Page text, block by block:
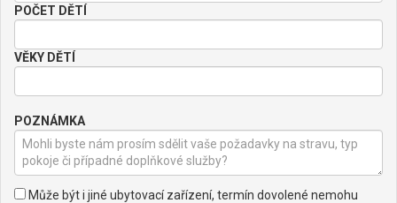
POČET DĚTÍ
VĚKY DĚTÍ
POZNÁMKA
Může být i jiné ubytovací zařízení, termín dovolené nemohu